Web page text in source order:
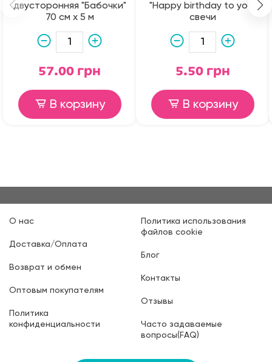
двусторонняя "Бабочки"
70 см х 5 м
57.00 грн
В корзину
"Happy birthday to you"
свечи
5.50 грн
В корзину
О нас
Доставка/Оплата
Возврат и обмен
Оптовым покупателям
Политика
конфиденциальности
Политика использования
файлов cookie
Блог
Контакты
Отзывы
Часто задаваемые
вопросы(FAQ)